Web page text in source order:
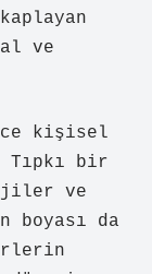
ve
kişisel
bir
ve
da